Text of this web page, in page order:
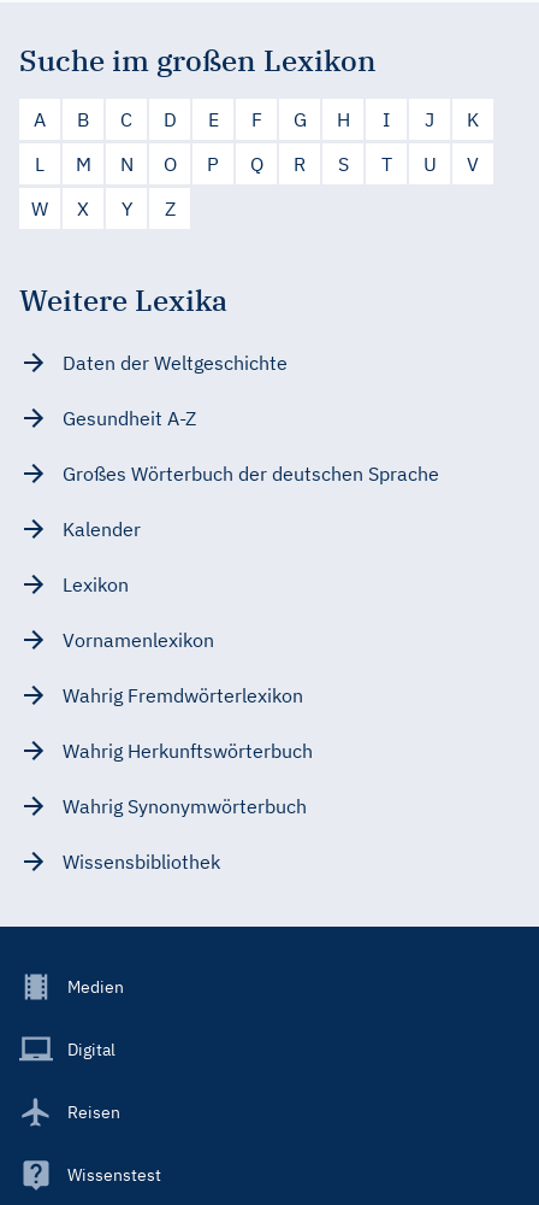
Suche im großen Lexikon
A B C D E F G H I J
K
L
M N O P Q R S T U
V
W
X Y Z
Weitere Lexika
Daten der Weltgeschichte
Gesundheit A-Z
Großes Wörterbuch der deutschen Sprache
Kalender
Lexikon
Vornamenlexikon
Wahrig Fremdwörterlexikon
Wahrig Herkunftswörterbuch
Wahrig Synonymwörterbuch
Wissensbibliothek
Footer
Main
Medien
Digital
Reisen
Wissenstest